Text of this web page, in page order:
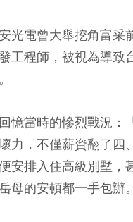
光電曾大舉挖角富采
工程師，被視為導致
憶當時的慘烈戰況：
力，不僅薪資翻了四
安排入住高級別墅，
母的安頓都一手包辦